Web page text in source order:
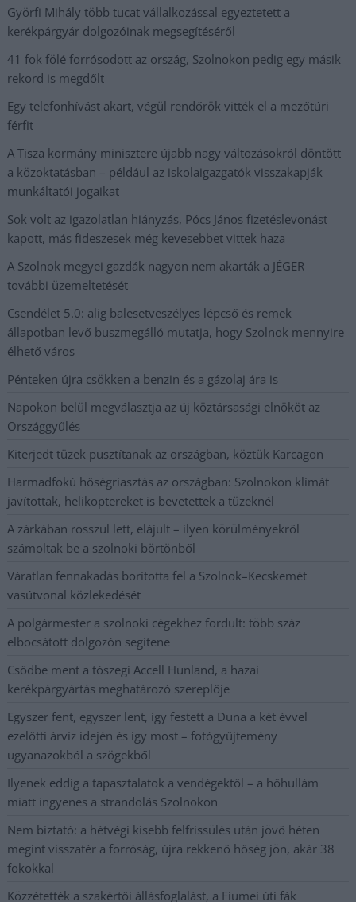
Györfi Mihály több tucat vállalkozással egyeztetett a
kerékpárgyár dolgozóinak megsegítéséről
41 fok fölé forrósodott az ország, Szolnokon pedig egy másik
rekord is megdőlt
Egy telefonhívást akart, végül rendőrök vitték el a mezőtúri
férfit
A Tisza kormány minisztere újabb nagy változásokról döntött
a közoktatásban – például az iskolaigazgatók visszakapják
munkáltatói jogaikat
Sok volt az igazolatlan hiányzás, Pócs János fizetéslevonást
kapott, más fideszesek még kevesebbet vittek haza
A Szolnok megyei gazdák nagyon nem akarták a JÉGER
további üzemeltetését
Csendélet 5.0: alig balesetveszélyes lépcső és remek
állapotban levő buszmegálló mutatja, hogy Szolnok mennyire
élhető város
Pénteken újra csökken a benzin és a gázolaj ára is
Napokon belül megválasztja az új köztársasági elnököt az
Országgyűlés
Kiterjedt tüzek pusztítanak az országban, köztük Karcagon
Harmadfokú hőségriasztás az országban: Szolnokon klímát
javítottak, helikoptereket is bevetettek a tüzeknél
A zárkában rosszul lett, elájult – ilyen körülményekről
számoltak be a szolnoki börtönből
Váratlan fennakadás borította fel a Szolnok–Kecskemét
vasútvonal közlekedését
A polgármester a szolnoki cégekhez fordult: több száz
elbocsátott dolgozón segítene
Csődbe ment a tószegi Accell Hunland, a hazai
kerékpárgyártás meghatározó szereplője
Egyszer fent, egyszer lent, így festett a Duna a két évvel
ezelőtti árvíz idején és így most – fotógyűjtemény
ugyanazokból a szögekből
Ilyenek eddig a tapasztalatok a vendégektől – a hőhullám
miatt ingyenes a strandolás Szolnokon
Nem biztató: a hétvégi kisebb felfrissülés után jövő héten
megint visszatér a forróság, újra rekkenő hőség jön, akár 38
fokokkal
Közzétették a szakértői állásfoglalást, a Fiumei úti fák